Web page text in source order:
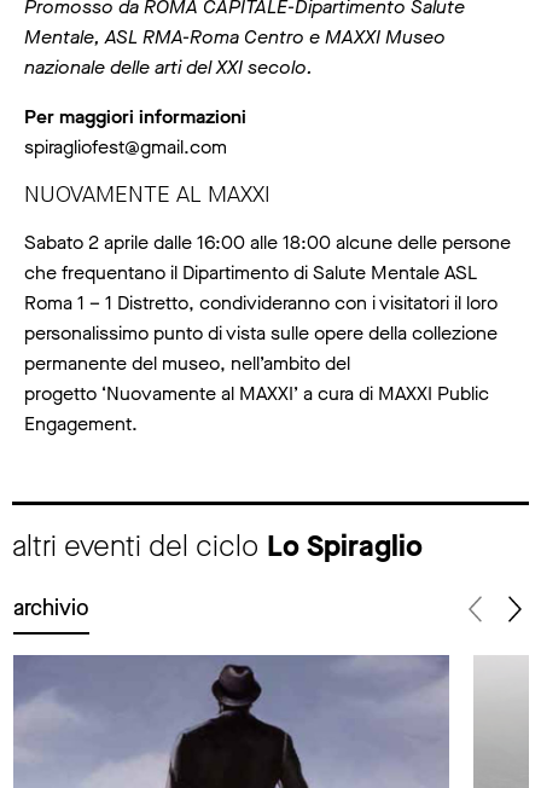
Promosso da ROMA CAPITALE-Dipartimento Salute
Mentale, ASL RMA-Roma Centro e MAXXI Museo
nazionale delle arti del XXI secolo.
Per maggiori informazioni
spiragliofest@gmail.com
NUOVAMENTE AL MAXXI
Sabato 2 aprile dalle 16:00 alle 18:00 alcune delle persone
che frequentano il Dipartimento di Salute Mentale ASL
Roma 1 – 1 Distretto, condivideranno con i visitatori il loro
personalissimo punto di vista sulle opere della collezione
permanente del museo, nell’ambito del
progetto ‘Nuovamente al MAXXI’ a cura di MAXXI Public
Engagement.
altri eventi del ciclo Lo Spiraglio
archivio